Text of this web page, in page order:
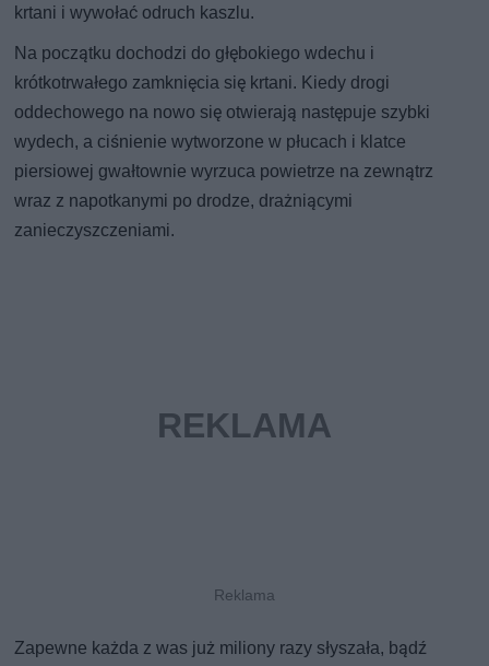
krtani i wywołać odruch kaszlu.
Na początku dochodzi do głębokiego wdechu i
krótkotrwałego zamknięcia się krtani. Kiedy drogi
oddechowego na nowo się otwierają następuje szybki
wydech, a ciśnienie wytworzone w płucach i klatce
piersiowej gwałtownie wyrzuca powietrze na zewnątrz
wraz z napotkanymi po drodze, drażniącymi
zanieczyszczeniami.
Zapewne każda z was już miliony razy słyszała, bądź